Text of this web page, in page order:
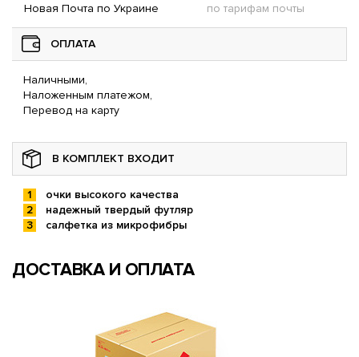
Новая Почта по Украине по тарифам почты
ОПЛАТА
Наличными,
Наложенным платежом,
Перевод на карту
В КОМПЛЕКТ ВХОДИТ
очки высокого качества
надежный твердый футляр
салфетка из микрофибры
ДОСТАВКА И ОПЛАТА